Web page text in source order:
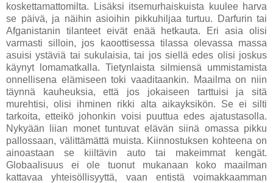
koskettamattomilta. Lisäksi itsemurhaiskuista kuulee harva
se päivä, ja näihin asioihin pikkuhiljaa turtuu. Darfurin tai
Afganistanin tilanteet eivät enää hetkauta. Eri asia olisi
varmasti silloin, jos kaoottisessa tilassa olevassa massa
asuisi ystäviä tai sukulaisia, tai jos siellä edes olisi joskus
käynyt lomamatkalla. Tietynlaista silmiensä ummistamista
onnellisena elämiseen toki vaaditaankin. Maailma on niin
täynnä kauheuksia, että jos jokaiseen tarttuisi ja sitä
murehtisi, olisi ihminen rikki alta aikayksikön. Se ei silti
tarkoita, etteikö johonkin voisi puuttua edes ajatustasolla.
Nykyään liian monet tuntuvat elävän siinä omassa pikku
pallossaan, välittämättä muista. Kiinnostuksen kohteena on
ainoastaan se kiiltävin auto tai makeimmat kengät.
Globaalisuus ei ole tuonut mukanaan koko maailman
kattavaa yhteisöllisyyttä, vaan entistä voimakkaamman